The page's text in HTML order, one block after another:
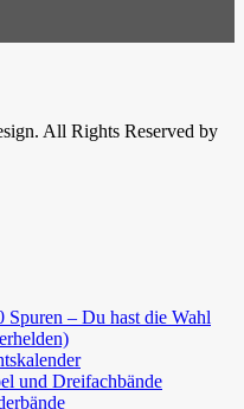
All Rights Reserved by
– Du hast die Wahl
und Dreifachbände